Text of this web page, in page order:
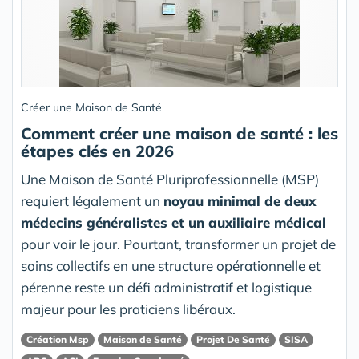
Créer une Maison de Santé
Comment créer une maison de santé : les
étapes clés en 2026
Une Maison de Santé Pluriprofessionnelle (MSP)
requiert légalement un noyau minimal de deux
médecins généralistes et un auxiliaire médical
pour voir le jour. Pourtant, transformer un projet de
soins collectifs en une structure opérationnelle et
pérenne reste un défi administratif et logistique
majeur pour les praticiens libéraux.
Création Msp Maison de Santé Projet De Santé
SISA